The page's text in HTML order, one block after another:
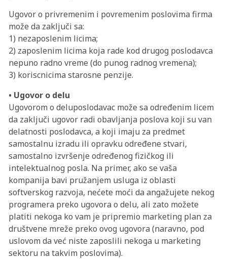
Ugovor o privremenim i povremenim poslovima firma
može da zaključi sa:
1) nezaposlenim licima;
2) zaposlenim licima koja rade kod drugog poslodavca
nepuno radno vreme (do punog radnog vremena);
3) koriscnicima starosne penzije.
• Ugovor o delu
Ugovorom o deluposlodavac može sa određenim licem
da zaključi ugovor radi obavljanja poslova koji su van
delatnosti poslodavca, a koji imaju za predmet
samostalnu izradu ili opravku određene stvari,
samostalno izvršenje određenog fizičkog ili
intelektualnog posla. Na primer, ako se vaša
kompanija bavi pružanjem usluga iz oblasti
softverskog razvoja, nećete moći da angažujete nekog
programera preko ugovora o delu, ali zato možete
platiti nekoga ko vam je pripremio marketing plan za
društvene mreže preko ovog ugovora (naravno, pod
uslovom da već niste zaposlili nekoga u marketing
sektoru na takvim poslovima).